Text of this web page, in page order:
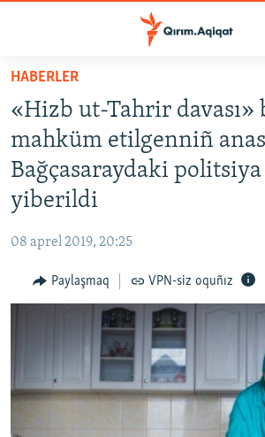
Esas
qaytmaq
Baş
navigatsiyağa
qaytmaq
Qıdıruvğa
HABERLER
SİYASET
İQTİSADİYAT
CEMİYET
İNSAN AQLARI
VİDEO
FİKİR
Русский
HABERLER
«Hizb ut-Tahrir davası»
mahküm etilgenniñ
Bağçasaraydaki
yiberildi
08 aprel 2019, 20:25
Paylaşmaq VPN-siz oquñız